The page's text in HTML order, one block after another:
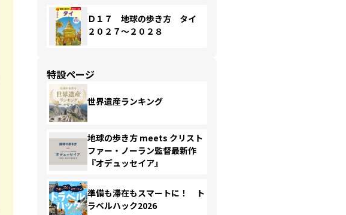
Ｄ１７ 地球の歩き方 タイ
２０２７～２０２８
特設ページ
世界遺産ランキング
地球の歩き方 meets クリスト
ファー・ノーラン監督最新作
『オデュッセイア』
準備も滞在もスマートに！ ト
ラベルハック2026